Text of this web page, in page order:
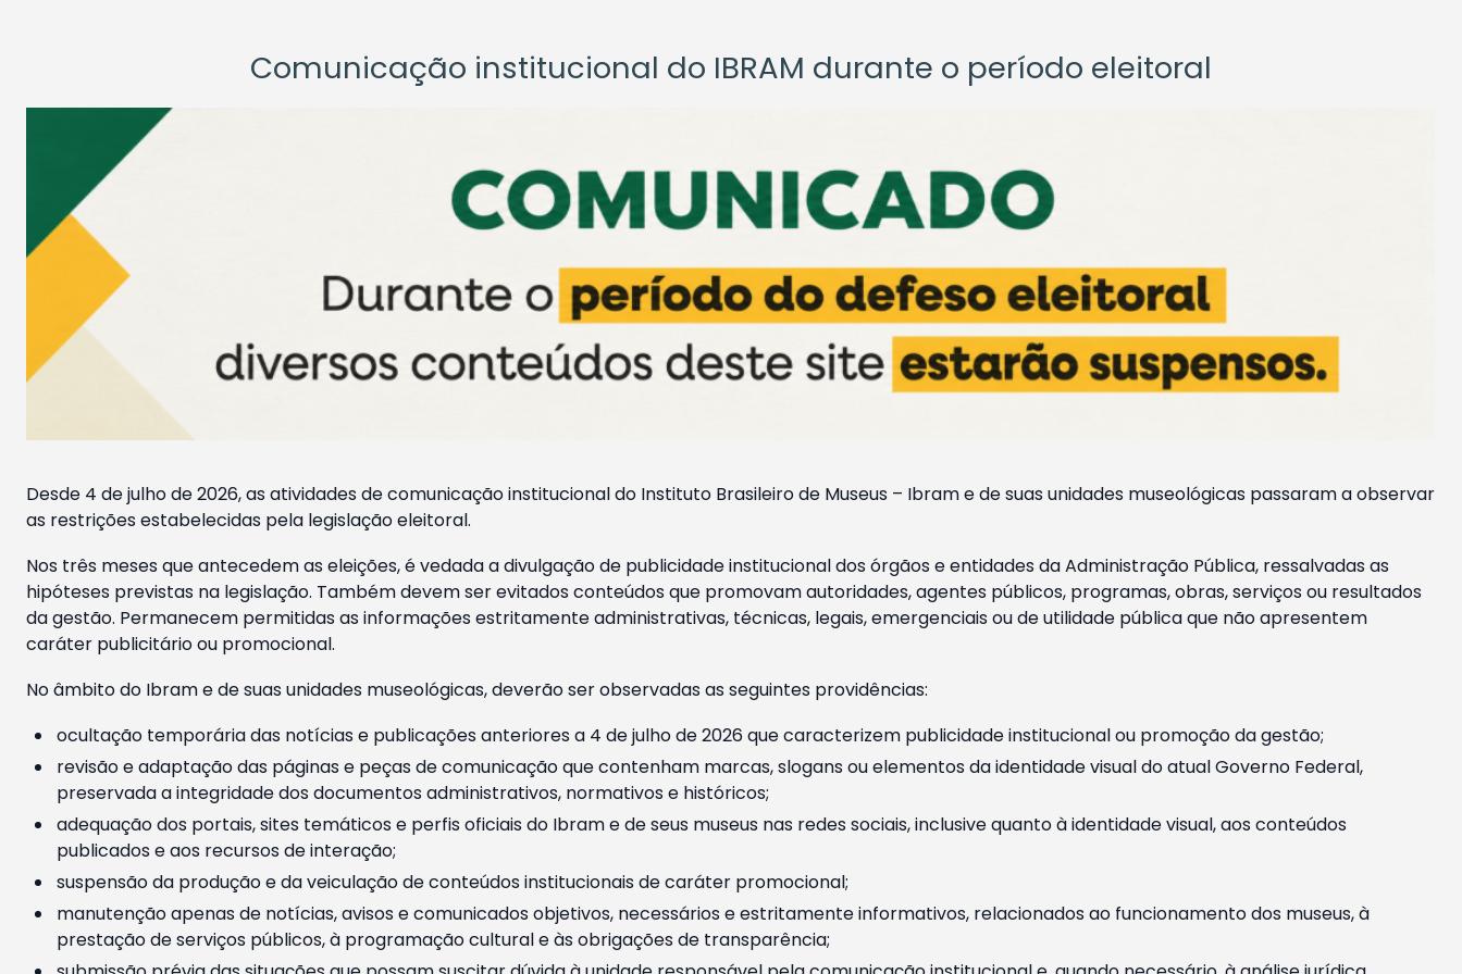
Comunicação institucional do IBRAM durante o período eleitoral
Desde 4 de julho de 2026, as atividades de comunicação institucional do Instituto Brasileiro de Museus – Ibram e de suas unidades museológicas passaram a observar
as restrições estabelecidas pela legislação eleitoral.
Nos três meses que antecedem as eleições, é vedada a divulgação de publicidade institucional dos órgãos e entidades da Administração Pública, ressalvadas as
hipóteses previstas na legislação. Também devem ser evitados conteúdos que promovam autoridades, agentes públicos, programas, obras, serviços ou resultados
da gestão. Permanecem permitidas as informações estritamente administrativas, técnicas, legais, emergenciais ou de utilidade pública que não apresentem
caráter publicitário ou promocional.
No âmbito do Ibram e de suas unidades museológicas, deverão ser observadas as seguintes providências:
ocultação temporária das notícias e publicações anteriores a 4 de julho de 2026 que caracterizem publicidade institucional ou promoção da gestão;
revisão e adaptação das páginas e peças de comunicação que contenham marcas, slogans ou elementos da identidade visual do atual Governo Federal,
preservada a integridade dos documentos administrativos, normativos e históricos;
adequação dos portais, sites temáticos e perfis oficiais do Ibram e de seus museus nas redes sociais, inclusive quanto à identidade visual, aos conteúdos
publicados e aos recursos de interação;
suspensão da produção e da veiculação de conteúdos institucionais de caráter promocional;
manutenção apenas de notícias, avisos e comunicados objetivos, necessários e estritamente informativos, relacionados ao funcionamento dos museus, à
prestação de serviços públicos, à programação cultural e às obrigações de transparência;